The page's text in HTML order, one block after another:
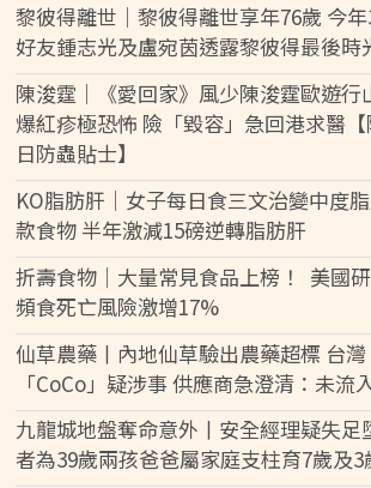
黎彼得離世｜黎彼得離世享年76歲 今
好友鍾志光及盧宛茵透露黎彼得最後時
陳浚霆｜《愛回家》風少陳浚霆歐遊行
爆紅疹極恐怖 險「毀容」急回港求醫
日防蟲貼士】
KO脂肪肝｜女子每日食三文治變中度
款食物 半年激減15磅逆轉脂肪肝
折壽食物｜大量常見食品上榜！ 美國
頻食死亡風險激增17%
仙草農藥丨內地仙草驗出農藥超標 台
「CoCo」疑涉事 供應商急澄清：未流
九龍城地盤奪命意外丨安全經理疑失足
者為39歲兩孩爸爸屬家庭支柱育7歲及3